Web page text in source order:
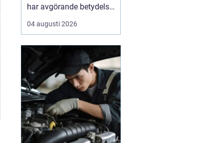
har avgörande betydelse
för både säkerhet,
komfort och
Genom att välja rätt typ
av däck, sköta dem på
rätt s&au...
04 augusti 2026